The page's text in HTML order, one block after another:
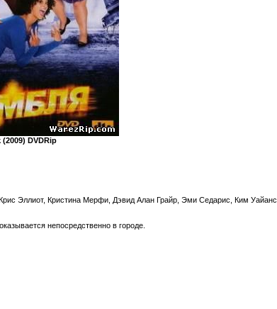
DVDRip
Эллиот, Кристина Мерфи, Дэвид Алан Грайр, Эми Седарис, Ким Уайанс
непосредственно в городе.